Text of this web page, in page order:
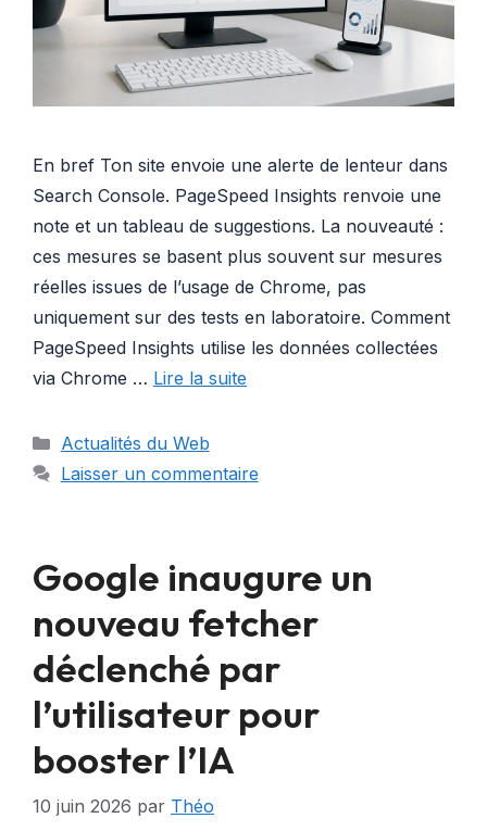
En bref Ton site envoie une alerte de lenteur dans
Search Console. PageSpeed Insights renvoie une
note et un tableau de suggestions. La nouveauté :
ces mesures se basent plus souvent sur mesures
réelles issues de l’usage de Chrome, pas
uniquement sur des tests en laboratoire. Comment
PageSpeed Insights utilise les données collectées
via Chrome … Lire la suite
Catégories
Actualités du Web
Laisser un commentaire
Google inaugure un
nouveau fetcher
déclenché par
l’utilisateur pour
booster l’IA
10 juin 2026 par Théo